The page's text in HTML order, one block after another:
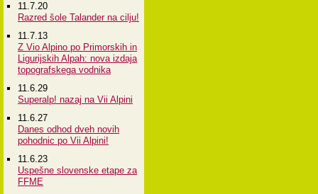
11.7.20
Razred šole Talander na cilju!
11.7.13
Z Vio Alpino po Primorskih in
Ligurijskih Alpah: nova izdaja
topografskega vodnika
11.6.29
Superalp! nazaj na Vii Alpini
11.6.27
Danes odhod dveh novih
pohodnic po Vii Alpini!
11.6.23
Uspešne slovenske etape za
FFME